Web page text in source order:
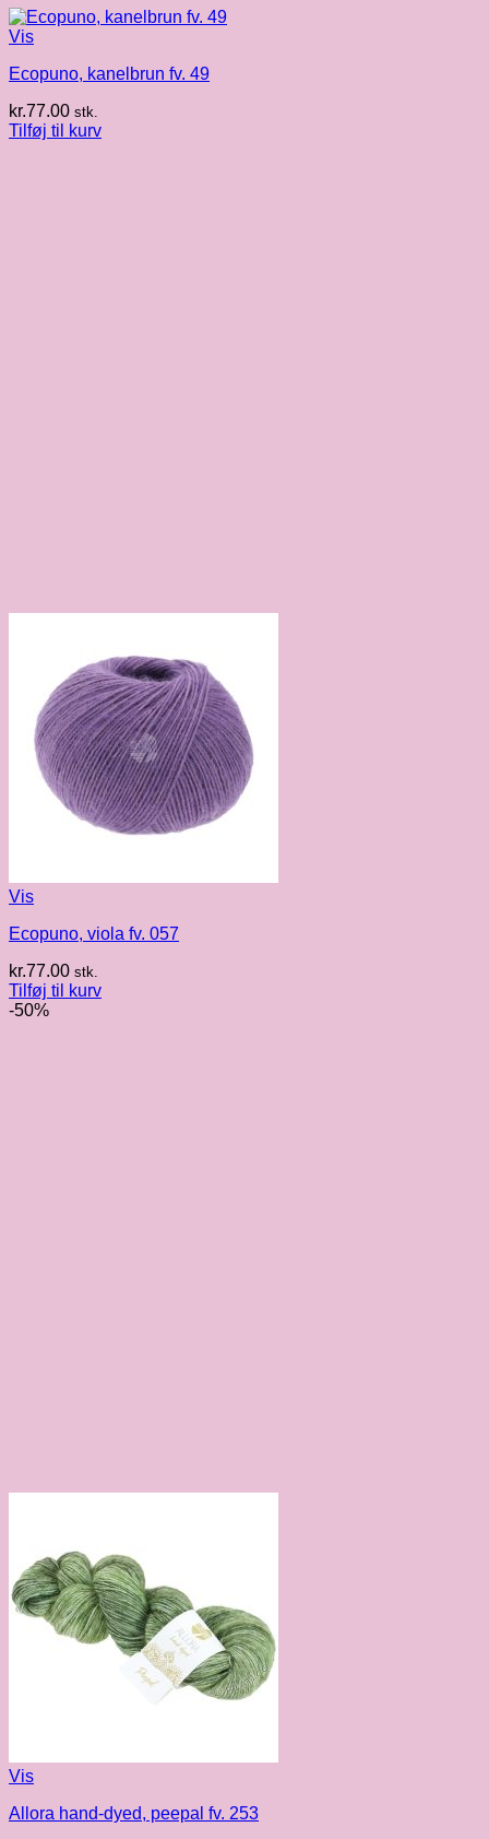
Vis
Ecopuno, kanelbrun fv. 49
kr.77.00 stk.
Tilføj til kurv
Vis
Ecopuno, viola fv. 057
kr.77.00 stk.
Tilføj til kurv
-50%
Vis
Allora hand-dyed, peepal fv. 253